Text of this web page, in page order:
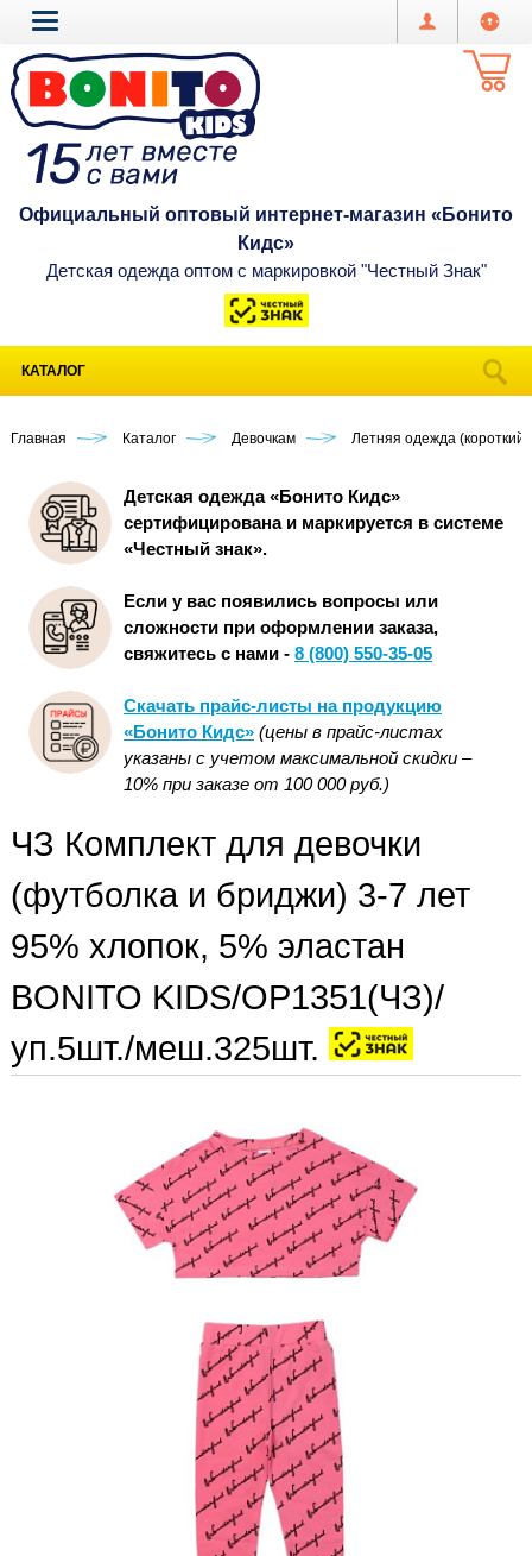
Официальный оптовый интернет-магазин «Бонито
Кидс»
Детская одежда оптом с маркировкой "Честный Знак"
КАТАЛОГ
Главная Каталог Девочкам Летняя одежда (короткий
Детская одежда «Бонито Кидс»
сертифицирована и маркируется в системе
«Честный знак».
Если у вас появились вопросы или
сложности при оформлении заказа,
свяжитесь с нами - 8 (800) 550-35-05
Скачать прайс-листы на продукцию
«Бонито Кидс» (цены в прайс-листах
указаны с учетом максимальной скидки –
10% при заказе от 100 000 руб.)
ЧЗ Комплект для девочки
(футболка и бриджи) 3-7 лет
95% хлопок, 5% эластан
BONITO KIDS/OP1351(ЧЗ)/
уп.5шт./меш.325шт.